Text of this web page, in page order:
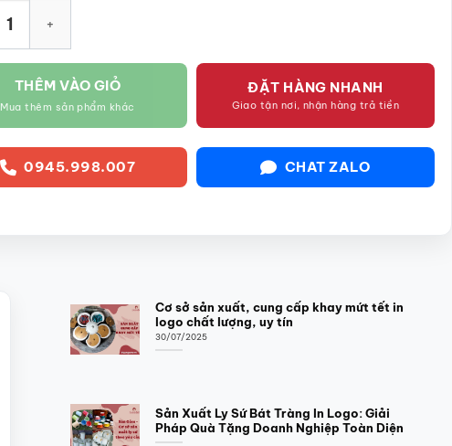
THÊM VÀO GIỎ
Mua thêm sản phẩm khác
ĐẶT HÀNG NHANH
Giao tận nơi, nhận hàng trả tiền
0945.998.007 CHAT ZALO
Cơ sở sản xuất, cung cấp khay mứt tết in
logo chất lượng, uy tín
30/07/2025
Sản Xuất Ly Sứ Bát Tràng In Logo: Giải
Pháp Quà Tặng Doanh Nghiệp Toàn Diện